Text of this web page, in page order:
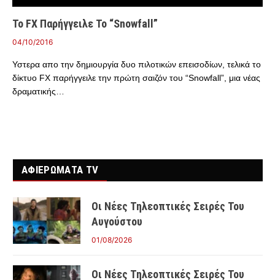
Το FX Παρήγγειλε Το “Snowfall”
04/10/2016
Υστερα απο την δημιουργία δυο πιλοτικών επεισοδίων, τελικά το
δίκτυο FX παρήγγειλε την πρώτη σαιζόν του “Snowfall”, μια νέας
δραματικής…
ΑΦΙΕΡΩΜΑΤΑ TV
Οι Νέες Τηλεοπτικές Σειρές Του
Αυγούστου
01/08/2026
Οι Νέες Τηλεοπτικές Σειρές Του